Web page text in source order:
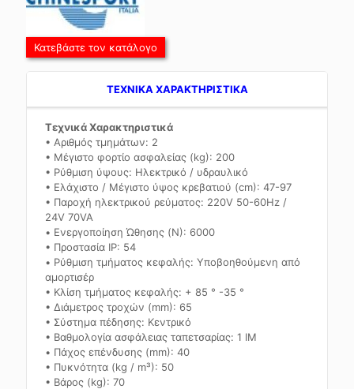
Κατεβάστε τον κατάλογο
TEXNIKA ΧΑΡΑΚΤΗΡΙΣΤΙΚΑ
Τεχνικά Χαρακτηριστικά
• Αριθμός τμημάτων: 2
• Μέγιστο φορτίο ασφαλείας (kg): 200
• Ρύθμιση ύψους: Ηλεκτρικό / υδραυλικό
• Ελάχιστο / Μέγιστο ύψος κρεβατιού (cm): 47-97
• Παροχή ηλεκτρικού ρεύματος: 220V 50-60Hz /
24V 70VA
• Ενεργοποίηση Ώθησης (N): 6000
• Προστασία IP: 54
• Ρύθμιση τμήματος κεφαλής: Υποβοηθούμενη από
αμορτισέρ
• Κλίση τμήματος κεφαλής: + 85 ° -35 °
• Διάμετρος τροχών (mm): 65
• Σύστημα πέδησης: Κεντρικό
• Βαθμολογία ασφάλειας ταπετσαρίας: 1 IM
• Πάχος επένδυσης (mm): 40
• Πυκνότητα (kg / m³): 50
• Βάρος (kg): 70